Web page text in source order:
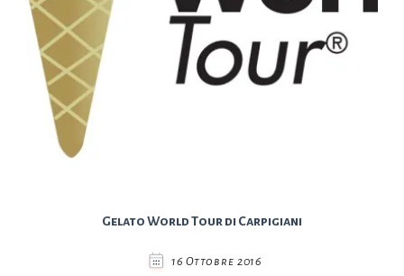
Gelato World Tour di Carpigiani
16 Ottobre 2016